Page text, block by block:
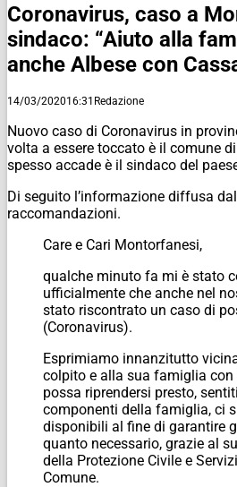
Coronavirus, caso a
sindaco: “Aiuto alla
anche Albese con
14/03/202016:31 Redazione
Nuovo caso di Coronavirus in
volta a essere toccato è il comune
spesso accade è il sindaco del
Di seguito l’informazione diffusa
raccomandazioni.
Care e Cari Montorfanesi,
qualche minuto fa mi è stato
ufficialmente che anche nel
stato riscontrato un caso di
(Coronavirus).
Esprimiamo innanzitutto
colpito e alla sua famiglia con
possa riprendersi presto,
componenti della famiglia, ci
disponibili al fine di garantire
quanto necessario, grazie al
della Protezione Civile e
Comune.